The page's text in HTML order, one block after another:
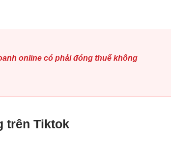
online có phải đóng thuế không
trên Tiktok